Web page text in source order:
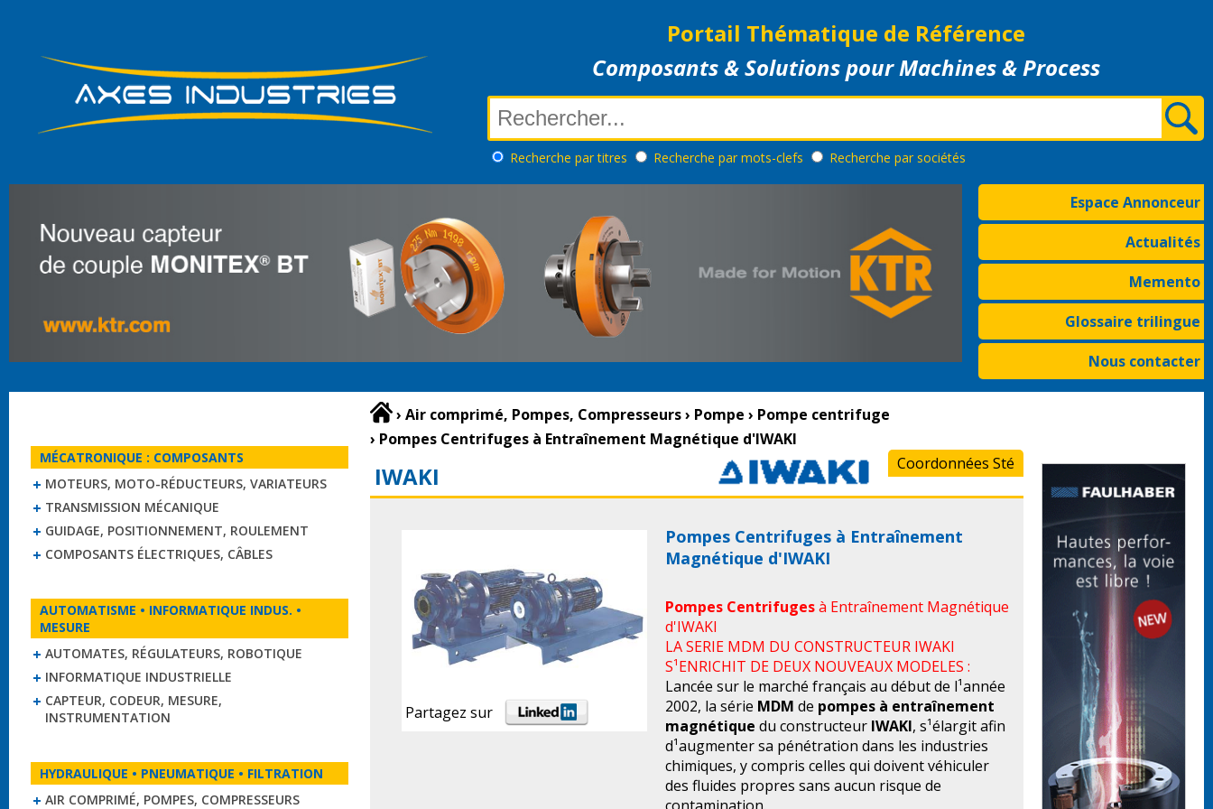
Portail Thématique de Référence
Composants & Solutions pour Machines & Process
Recherche par titres Recherche par mots-clefs Recherche par sociétés
Espace Annonceur
Actualités
Memento
Glossaire trilingue
Nous contacter
MÉCATRONIQUE : COMPOSANTS
MOTEURS, MOTO-RÉDUCTEURS, VARIATEURS
TRANSMISSION MÉCANIQUE
GUIDAGE, POSITIONNEMENT, ROULEMENT
COMPOSANTS ÉLECTRIQUES, CÂBLES
AUTOMATISME • INFORMATIQUE INDUS. •
MESURE
AUTOMATES, RÉGULATEURS, ROBOTIQUE
INFORMATIQUE INDUSTRIELLE
CAPTEUR, CODEUR, MESURE,
INSTRUMENTATION
HYDRAULIQUE • PNEUMATIQUE • FILTRATION
AIR COMPRIMÉ, POMPES, COMPRESSEURS
› Air comprimé, Pompes, Compresseurs› Pompe › Pompe centrifuge
› Pompes Centrifuges à Entraînement Magnétique d'IWAKI
IWAKI Coordonnées Sté
Partagez sur
Pompes Centrifuges à Entraînement
Magnétique d'IWAKI
Pompes Centrifugesà Entraînement Magnétique
d'IWAKI
LA SERIE MDM DU CONSTRUCTEUR IWAKI
S¹ENRICHIT DE DEUX NOUVEAUX MODELES :
Lancée sur le marché français au début de l¹année
2002, la série MDMde pompes à entraînement
magnétique du constructeur IWAKI, s¹élargit afin
d¹augmenter sa pénétration dans les industries
chimiques, y compris celles qui doivent véhiculer
des fluides propres sans aucun risque de
contamination.